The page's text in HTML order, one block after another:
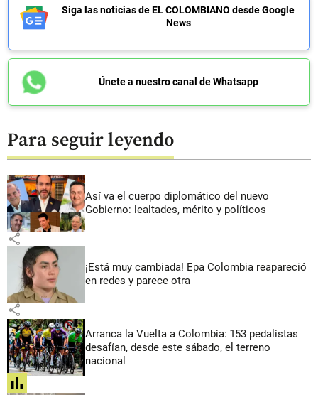
Siga las noticias de EL COLOMBIANO desde Google
News
Únete a nuestro canal de Whatsapp
Para seguir leyendo
Así va el cuerpo diplomático del nuevo
Gobierno: lealtades, mérito y políticos
share
¡Está muy cambiada! Epa Colombia reapareció
en redes y parece otra
share
Arranca la Vuelta a Colombia: 153 pedalistas
desafían, desde este sábado, el terreno
nacional
share